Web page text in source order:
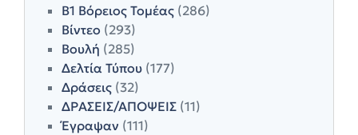
Β1 Βόρειος Τομέας (286)
Βίντεο (293)
Βουλή (285)
Δελτία Τύπου (177)
Δράσεις (32)
ΔΡΑΣΕΙΣ/ΑΠΟΨΕΙΣ (11)
Έγραψαν (111)